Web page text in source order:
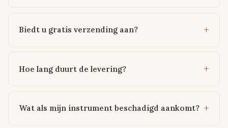
Biedt u gratis verzending aan?
Hoe lang duurt de levering?
Wat als mijn instrument beschadigd aankomt?